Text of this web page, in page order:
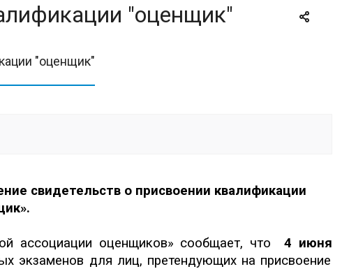
"оценщик"
"оценщик"
свидетельств о присвоении квалификации
ассоциации оценщиков» сообщает, что4 июня
экзаменов для лиц, претендующих на присвоение